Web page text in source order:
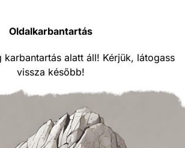
Oldalkarbantartás
karbantartás alatt áll! Kérjük, látogass
vissza később!